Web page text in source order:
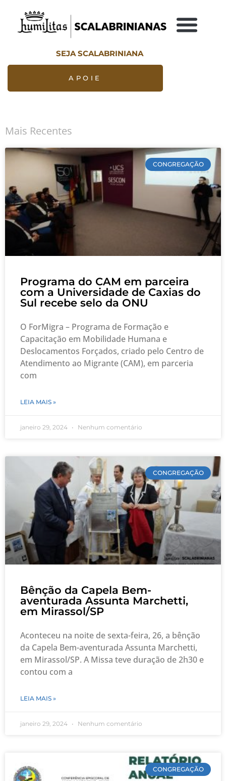
SEJA SCALABRINIANA
APOIE
Mais Recentes
CONGREGAÇÃO
Programa do CAM em parceira
com a Universidade de Caxias do
Sul recebe selo da ONU
O ForMigra – Programa de Formação e
Capacitação em Mobilidade Humana e
Deslocamentos Forçados, criado pelo Centro de
Atendimento ao Migrante (CAM), em parceria
com
LEIA MAIS »
janeiro 29, 2024 Nenhum comentário
CONGREGAÇÃO
Bênção da Capela Bem-
aventurada Assunta Marchetti,
em Mirassol/SP
Aconteceu na noite de sexta-feira, 26, a bênção
da Capela Bem-aventurada Assunta Marchetti,
em Mirassol/SP. A Missa teve duração de 2h30 e
contou com a
LEIA MAIS »
janeiro 29, 2024 Nenhum comentário
CONGREGAÇÃO